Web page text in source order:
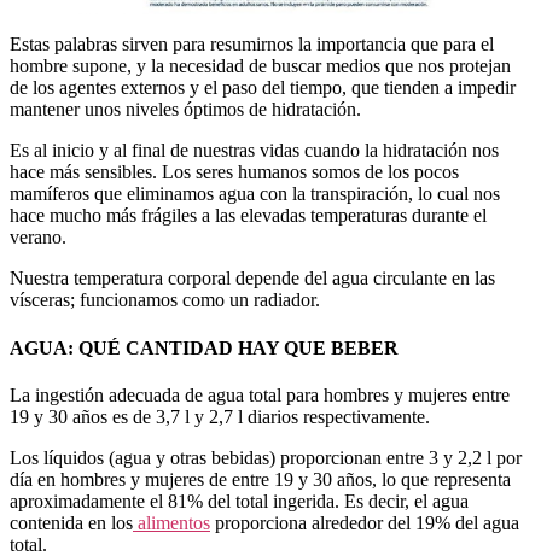
Estas palabras sirven para resumirnos la importancia que para el
hombre supone, y la necesidad de buscar medios que nos protejan
de los agentes externos y el paso del tiempo, que tienden a impedir
mantener unos niveles óptimos de hidratación.
Es al inicio y al final de nuestras vidas cuando la hidratación nos
hace más sensibles. Los seres humanos somos de los pocos
mamíferos que eliminamos agua con la transpiración, lo cual nos
hace mucho más frágiles a las elevadas temperaturas durante el
verano.
Nuestra temperatura corporal depende del agua circulante en las
vísceras; funcionamos como un radiador.
AGUA: QUÉ CANTIDAD HAY QUE BEBER
La ingestión adecuada de agua total para hombres y mujeres entre
19 y 30 años es de 3,7 l y 2,7 l diarios respectivamente.
Los líquidos (agua y otras bebidas) proporcionan entre 3 y 2,2 l por
día en hombres y mujeres de entre 19 y 30 años, lo que representa
aproximadamente el 81% del total ingerida. Es decir, el agua
contenida en los alimentos proporciona alrededor del 19% del agua
total.